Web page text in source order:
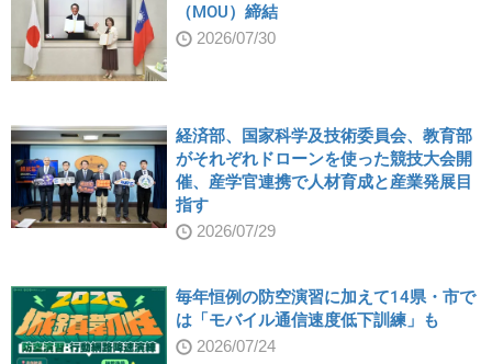
（MOU）締結
2026/07/30
経済部、国家科学及技術委員会、教育部
がそれぞれドローンを使った競技大会開
催、産学官連携で人材育成と産業発展目
指す
2026/07/29
毎年恒例の防空演習に加えて14県・市で
は「モバイル通信速度低下訓練」も
2026/07/24